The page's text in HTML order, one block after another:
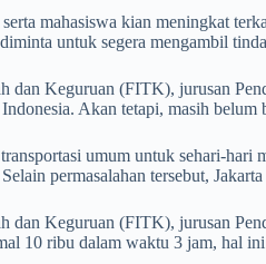
mahasiswa kian meningkat
untuk segera mengambil
dan Keguruan (FITK), jurusan
Akan tetapi, masih
umum untuk sehari-
permasalahan tersebut,
dan Keguruan (FITK), jurusan
10 ribu dalam waktu 3 jam, hal